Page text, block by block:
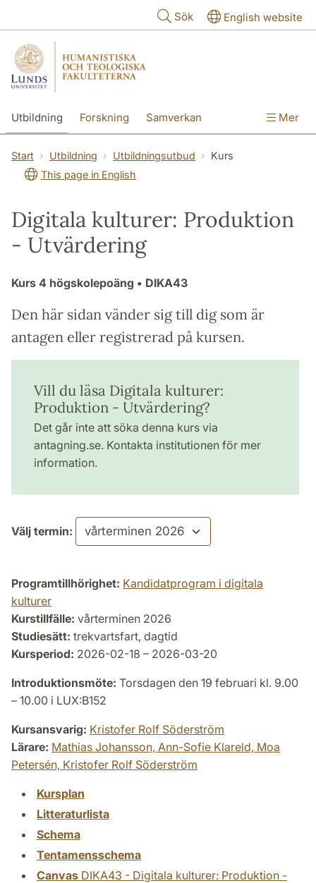
Sök English website
Utbildning Forskning Samverkan Mer
Start Utbildning Utbildningsutbud
Kurs
This page in English
Digitala kulturer: Produktion
- Utvärdering
Kurs 4 högskolepoäng • DIKA43
Den här sidan vänder sig till dig som är
antagen eller registrerad på kursen.
Vill du läsa Digitala kulturer:
Produktion - Utvärdering?
Det går inte att söka denna kurs via
antagning.se. Kontakta institutionen för mer
information.
Välj termin:
Programtillhörighet: Kandidatprogram i digitala
kulturer
Kurstillfälle: vårterminen 2026
Studiesätt: trekvartsfart, dagtid
Kursperiod: 2026-02-18 – 2026-03-20
Introduktionsmöte: Torsdagen den 19 februari kl. 9.00
– 10.00 i LUX:B152
Kursansvarig: Kristofer Rolf Söderström
Lärare: Mathias Johansson, Ann-Sofie Klareld, Moa
Petersén, Kristofer Rolf Söderström
Kursplan
Litteraturlista
Schema
Tentamensschema
Canvas DIKA43 - Digitala kulturer: Produktion -